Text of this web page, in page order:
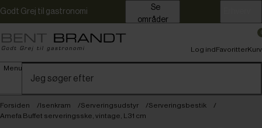
Godt Grej til gastronomi
områder
Menu
Log indFavoritterKurv
Forsiden Isenkram Serveringsudstyr
Serveringsbestik
Amefa Buffet serveringsske, vintage, L31 cm